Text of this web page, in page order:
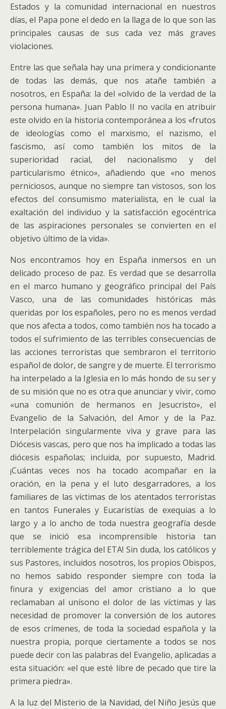
Estados y la comunidad internacional en nuestros
días, el Papa pone el dedo en la llaga de lo que son las
principales causas de sus cada vez más graves
violaciones.
Entre las que señala hay una primera y condicionante
de todas las demás, que nos atañe también a
nosotros, en España: la del «olvido de la verdad de la
persona humana». Juan Pablo II no vacila en atribuir
este olvido en la historia contemporánea a los «frutos
de ideologías como el marxismo, el nazismo, el
fascismo, así como también los mitos de la
superioridad racial, del nacionalismo y del
particularismo étnico», añadiendo que «no menos
perniciosos, aunque no siempre tan vistosos, son los
efectos del consumismo materialista, en le cual la
exaltación del individuo y la satisfacción egocéntrica
de las aspiraciones personales se convierten en el
objetivo último de la vida».
Nos encontramos hoy en España inmersos en un
delicado proceso de paz. Es verdad que se desarrolla
en el marco humano y geográfico principal del País
Vasco, una de las comunidades históricas más
queridas por los españoles, pero no es menos verdad
que nos afecta a todos, como también nos ha tocado a
todos el sufrimiento de las terribles consecuencias de
las acciones terroristas que sembraron el territorio
español de dolor, de sangre y de muerte. El terrorismo
ha interpelado a la Iglesia en lo más hondo de su ser y
de su misión que no es otra que anunciar y vivir, como
«una comunión de hermanos en Jesucristo», el
Evangelio de la Salvación, del Amor y de la Paz.
Interpelación singularmente viva y grave para las
Diócesis vascas, pero que nos ha implicado a todas las
diócesis españolas; incluida, por supuesto, Madrid.
¡Cuántas veces nos ha tocado acompañar en la
oración, en la pena y el luto desgarradores, a los
familiares de las víctimas de los atentados terroristas
en tantos Funerales y Eucaristías de exequias a lo
largo y a lo ancho de toda nuestra geografía desde
que se inició esa incomprensible historia tan
terriblemente trágica del ETA! Sin duda, los católicos y
sus Pastores, incluidos nosotros, los propios Obispos,
no hemos sabido responder siempre con toda la
finura y exigencias del amor cristiano a lo que
reclamaban al unísono el dolor de las víctimas y las
necesidad de promover la conversión de los autores
de esos crímenes, de toda la sociedad española y la
nuestra propia, porque ciertamente a todos se nos
puede decir con las palabras del Evangelio, aplicadas a
esta situación: «el que esté libre de pecado que tire la
primera piedra».
A la luz del Misterio de la Navidad, del Niño Jesús que